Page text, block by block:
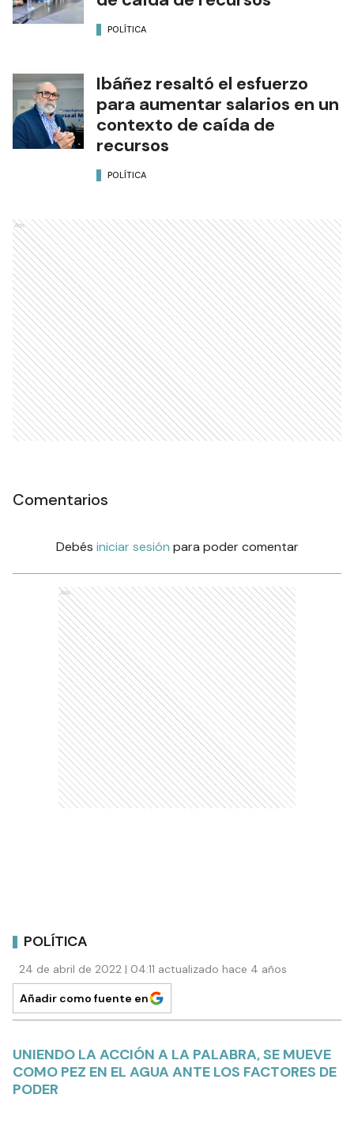
POLÍTICA
Ibáñez resaltó el esfuerzo
para aumentar salarios en un
contexto de caída de
recursos
POLÍTICA
Ads
Comentarios
Debés iniciar sesión para poder comentar
Ads
POLÍTICA
24 de abril de 2022 | 04:11 actualizado hace 4 años
Añadir como fuente en
UNIENDO LA ACCIÓN A LA PALABRA, SE MUEVE
COMO PEZ EN EL AGUA ANTE LOS FACTORES DE
PODER